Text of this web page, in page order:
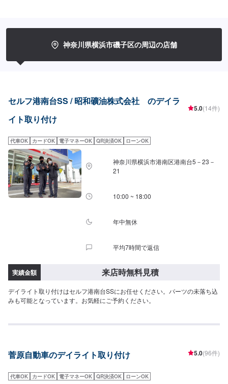
神奈川県横浜市磯子区の周辺の店舗
セルフ港南台SS / 昭和礦油株式会社 のデイラ
イト取り付け
5.0(14件)
代車OK カードOK 電子マネーOK QR決済OK ローンOK
神奈川県横浜市港南区港南台5－23－
21
10:00 ~ 18:00
年中無休
平均7時間で返信
実績金額 来店時無料見積
デイライト取り付けはセルフ港南台SSにお任せください。パーツの未落ち込
みも可能となっています。お気軽にご予約ください。
菅原自動車のデイライト取り付け 5.0(96件)
代車OK カードOK 電子マネーOK QR決済OK ローンOK